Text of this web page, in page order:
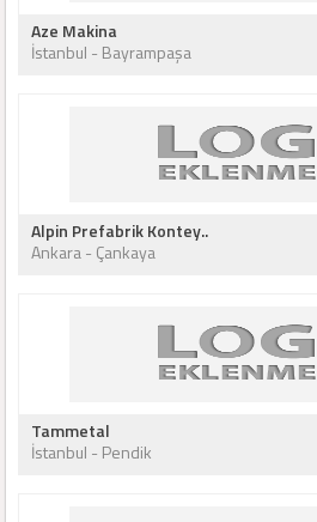
Aze Makina
İstanbul - Bayrampaşa
Alpin Prefabrik Kontey..
Ankara - Çankaya
Tammetal
İstanbul - Pendik